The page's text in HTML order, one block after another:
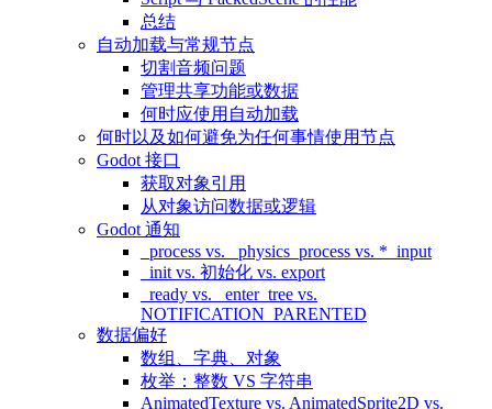
总结
自动加载与常规节点
切割音频问题
管理共享功能或数据
何时应使用自动加载
何时以及如何避免为任何事情使用节点
Godot 接口
获取对象引用
从对象访问数据或逻辑
Godot 通知
_process vs. _physics_process vs. *_input
_init vs. 初始化 vs. export
_ready vs. _enter_tree vs.
NOTIFICATION_PARENTED
数据偏好
数组、字典、对象
枚举：整数 VS 字符串
AnimatedTexture vs. AnimatedSprite2D vs.